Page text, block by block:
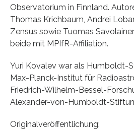
Observatorium in Finnland.
Thomas Krichbaum, Andrei
Zensus sowie Tuomas
beide mit MPIfR-Affiliation.
Yuri Kovalev war als Humboldt-
Max-Planck-Institut für
Friedrich-Wilhelm-Bessel-
Alexander-von-Humboldt-
Originalveröffentlichung: